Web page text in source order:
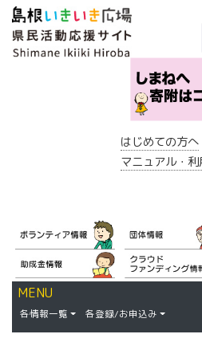
はじめての方へ
マニュアル・
MENU
各情報一覧 各登録/お申込み